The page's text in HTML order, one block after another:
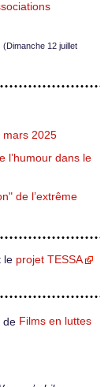
(Dimanche 12 juillet
mars 2025
l’humour dans le
de l’extrême
le projet TESSA
de Films en luttes